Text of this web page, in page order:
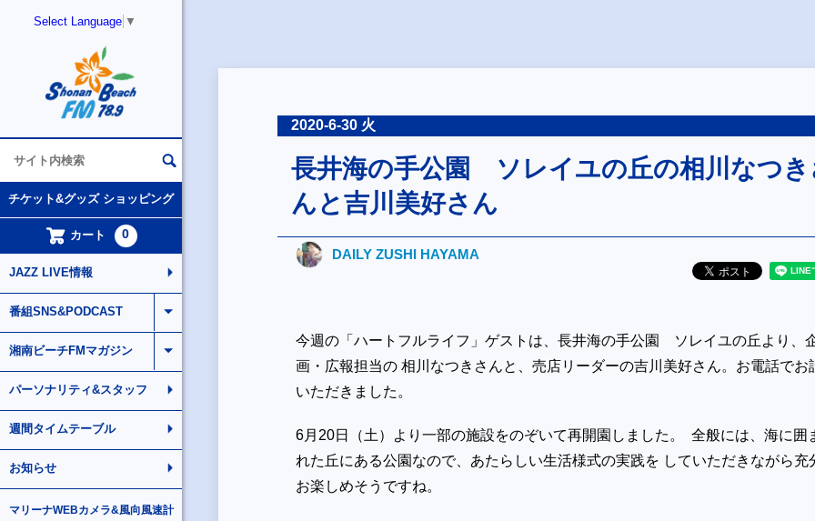
Select Language ▼
チケット&グッズ ショッピング
カート 0
JAZZ LIVE情報
番組SNS&PODCAST
湘南ビーチFMマガジン
パーソナリティ&スタッフ
週間タイムテーブル
お知らせ
マリーナWEBカメラ&風向風速計
2020-6-30 火
長井海の手公園 ソレイユの丘の相川なつき
んと吉川美好さん
DAILY ZUSHI HAYAMA
今週の「ハートフルライフ」ゲストは、長井海の手公園 ソレイユの丘より、
画・広報担当の 相川なつきさんと、売店リーダーの吉川美好さん。お電話でお
いただきました。
6月20日（土）より一部の施設をのぞいて再開園しました。 全般には、海に囲
れた丘にある公園なので、あたらしい生活様式の実践を していただきながら充
お楽しめそうですね。